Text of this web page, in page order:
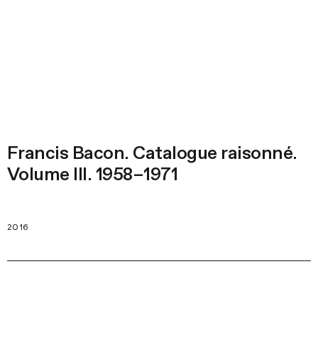
Francis Bacon. Catalogue raisonné.
Volume III. 1958–1971
2016